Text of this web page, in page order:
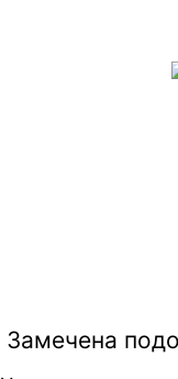
Замечена